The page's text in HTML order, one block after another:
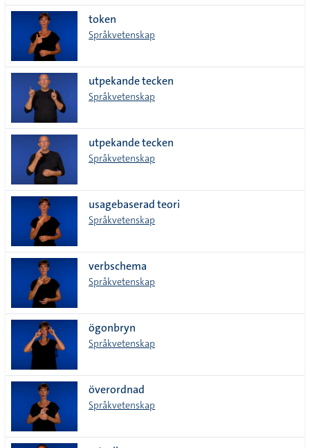
token
Språkvetenskap
utpekande tecken
Språkvetenskap
utpekande tecken
Språkvetenskap
usagebaserad teori
Språkvetenskap
verbschema
Språkvetenskap
ögonbryn
Språkvetenskap
överordnad
Språkvetenskap